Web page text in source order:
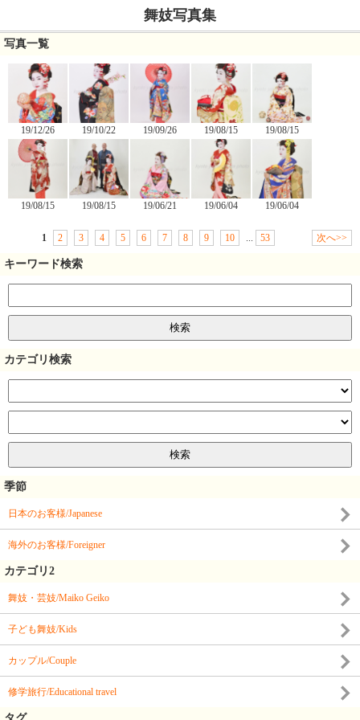
舞妓写真集
写真一覧
19/12/26 19/10/22 19/09/26 19/08/15 19/08/15
19/08/15 19/08/15 19/06/21 19/06/04 19/06/04
1 2 3 4 5 6 7 8 9 10 ... 53 次へ>>
キーワード検索
カテゴリ検索
季節
日本のお客様/Japanese
海外のお客様/Foreigner
カテゴリ2
舞妓・芸妓/Maiko Geiko
子ども舞妓/Kids
カップル/Couple
修学旅行/Educational travel